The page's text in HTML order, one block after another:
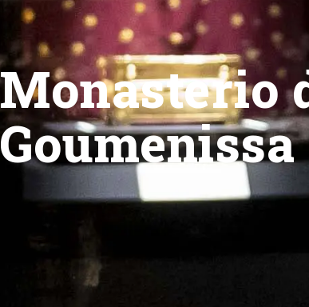
Monasterio
Goumenissa